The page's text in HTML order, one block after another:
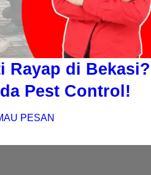
Rayap di Bekasi?
Pest Control!
PESAN